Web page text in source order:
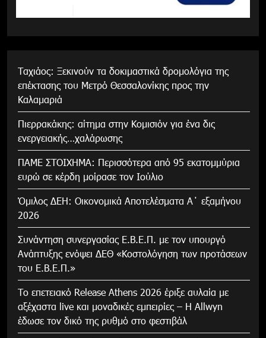
Tαχιάος: Ξεκινούν τα δοκιμαστικά δρομολόγια της
επέκτασης του Μετρό Θεσσαλονίκης προς την
Καλαμαριά
Πιερρακάκης: αίτημα στην Κομισιόν για ένα δις
ενεργειακής…χαλάρωσης
ΠΑΜΕ ΣΤΟΙΧΗΜΑ: Περισσότερα από 95 εκατομμύρια
ευρώ σε κέρδη μοίρασε τον Ιούλιο
Όμιλος ΔΕΗ: Οικονομικά Αποτελέσματα Α΄ εξαμήνου
2026
Συνάντηση συνεργασίας Ε.Β.Ε.Π. με τον υπουργό
Ανάπτυξης ενόψει ΔΕΘ «Κοστολόγηση των προτάσεων
του Ε.Β.Ε.Π.»
Το επετειακό Release Athens 2026 έριξε αυλαία με
αξέχαστα live και μοναδικές εμπειρίες – Η Allwyn
έδωσε τον δικό της ρυθμό στο φεστιβάλ